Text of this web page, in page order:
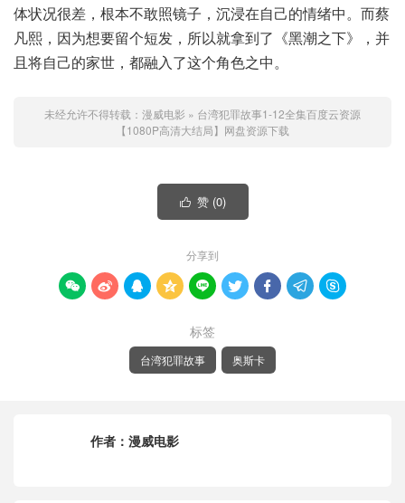
体状况很差，根本不敢照镜子，沉浸在自己的情绪中。而蔡
凡熙，因为想要留个短发，所以就拿到了《黑潮之下》，并
且将自己的家世，都融入了这个角色之中。
未经允许不得转载： 漫威电影 » 台湾犯罪故事1-12全集百度云资源
【1080P高清大结局】网盘资源下载
 赞 (0)
分享到
        
标签
台湾犯罪故事 奥斯卡
作者： 漫威电影